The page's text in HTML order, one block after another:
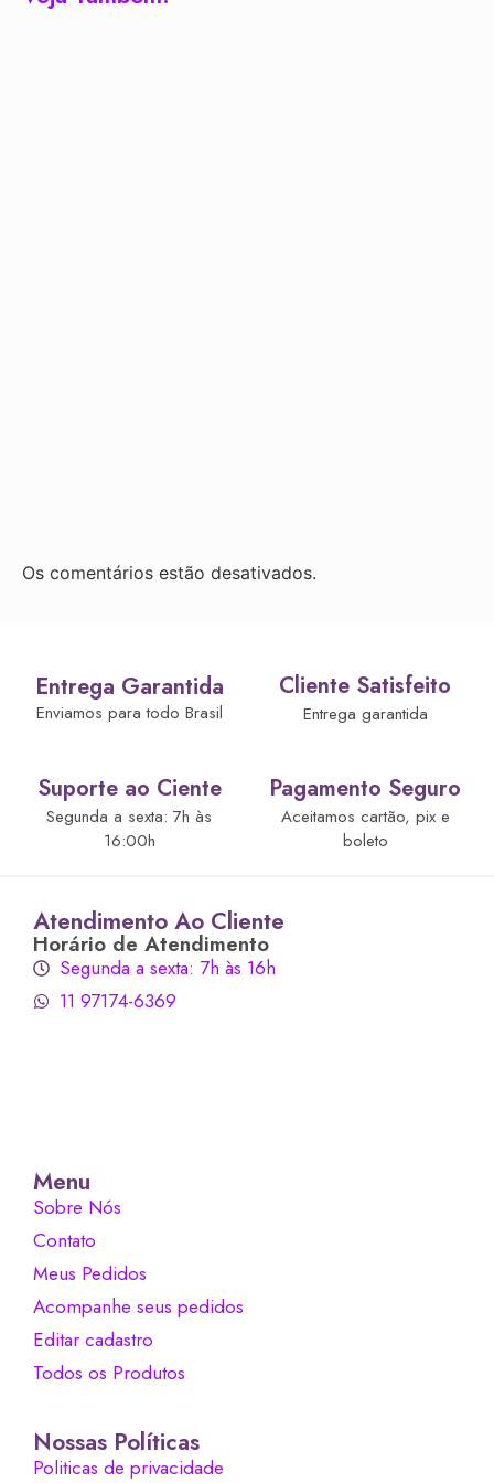
Os comentários estão desativados.
Entrega Garantida
Enviamos para todo Brasil
Cliente Satisfeito
Entrega garantida
Suporte ao Ciente
Segunda a sexta: 7h às
16:00h
Pagamento Seguro
Aceitamos cartão, pix e
boleto
Atendimento Ao Cliente
Horário de Atendimento
Segunda a sexta: 7h às 16h
11 97174-6369
Menu
Sobre Nós
Contato
Meus Pedidos
Acompanhe seus pedidos
Editar cadastro
Todos os Produtos
Nossas Políticas
Politicas de privacidade